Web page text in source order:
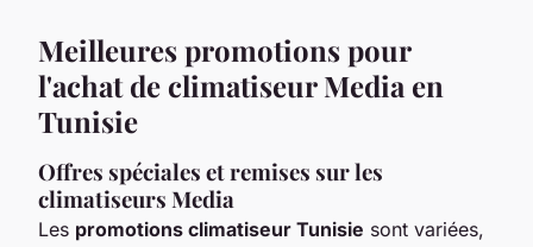
Meilleures promotions pour
l'achat de climatiseur Media en
Tunisie
Offres spéciales et remises sur les
climatiseurs Media
Les promotions climatiseur Tunisie sont variées,